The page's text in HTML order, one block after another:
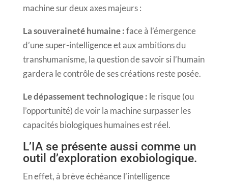
machine sur deux axes majeurs :
La souveraineté humaine :face à l’émergence
d’une super-intelligence et aux ambitions du
transhumanisme, la question de savoir si l’humain
gardera le contrôle de ses créations reste posée.
Le dépassement technologique : le risque (ou
l’opportunité) de voir la machine surpasser les
capacités biologiques humaines est réel.
L’IA se présente aussi comme un
outil d’exploration exobiologique.
En effet, à brève échéance l’intelligence